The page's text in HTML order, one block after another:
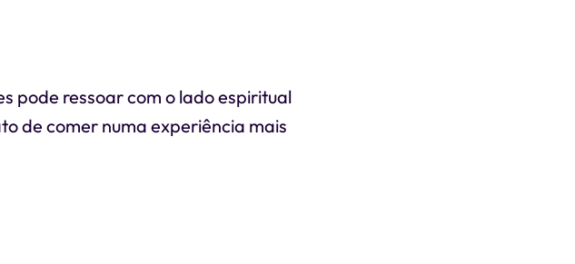
pode ressoar com o lado espiritual
de comer numa experiência mais